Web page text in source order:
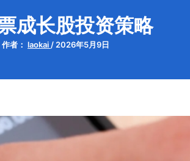
成长股投资策略
作者： laokai / 2026年5月9日